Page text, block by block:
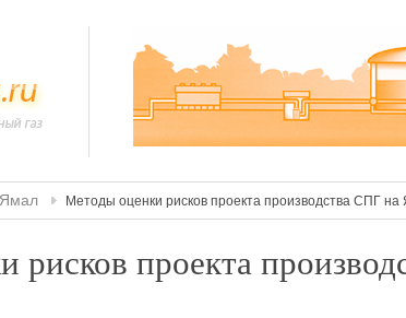
Ямал Методы оценки рисков проекта производства СПГ на
рисков проекта